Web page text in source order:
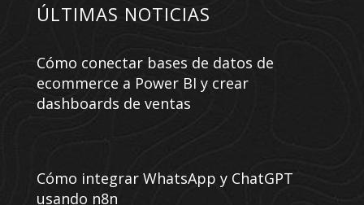
ÚLTIMAS NOTICIAS
Cómo conectar bases de datos de
ecommerce a Power BI y crear
dashboards de ventas
Cómo integrar WhatsApp y ChatGPT
usando n8n